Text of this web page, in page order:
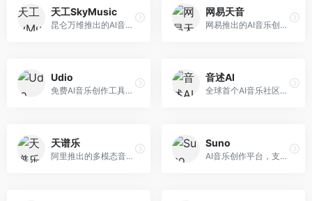
天工SkyMusic
昆仑万维推出的AI音乐创作平台，基于天工大模型。面向音乐创作者，支持歌词生成、旋律创作、音乐编曲等服务，中文音乐创作能力强。
网易天音
网易推出的AI音乐创作工具，支持作词、作曲与编曲。面向音乐爱好者和独立音乐人，提供歌词生成、旋律创作、编曲制作等服务，与网易云音乐生态深度整合。
Udio
免费AI音乐创作工具，专注于高质量音乐生成。面向音乐创作者和内容制作者，支持多种音乐风格生成，音质专业，创作自由度高，适合专业音乐制作场景。
音述AI
全球首个AI音乐社区平台，整合创作与分享功能。面向音乐创作者和爱好者，提供音乐创作、作品分享、社区交流等服务，社区氛围活跃。
天谱乐
阿里推出的多模态音乐生成平台，整合音频与文本理解能力。面向内容创作者，支持歌词生成、旋律创作、音乐编辑等服务，与阿里生态深度整合。
Suno
AI音乐创作平台，支持通过文字描述生成完整歌曲，包含歌词、旋律和人声。面向音乐爱好者、内容创作者和独立音乐人，操作门槛低，创作速度快，支持多种音乐风格，为音乐创作带来全新可能。